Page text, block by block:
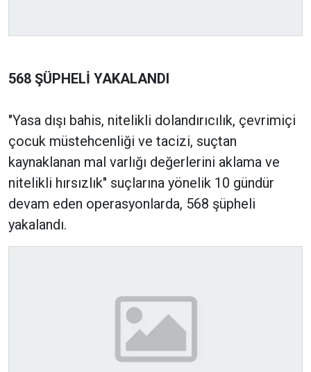
568 ŞÜPHELİ YAKALANDI
"Yasa dışı bahis, nitelikli dolandırıcılık, çevrimiçi
çocuk müstehcenliği ve tacizi, suçtan
kaynaklanan mal varlığı değerlerini aklama ve
nitelikli hırsızlık" suçlarına yönelik 10 gündür
devam eden operasyonlarda, 568 şüpheli
yakalandı.